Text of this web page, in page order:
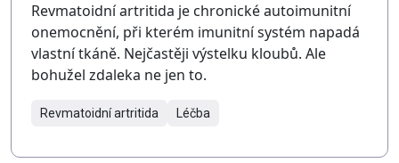
Revmatoidní artritida je chronické autoimunitní
onemocnění, při kterém imunitní systém napadá
vlastní tkáně. Nejčastěji výstelku kloubů. Ale
bohužel zdaleka ne jen to.
Revmatoidní artritida Léčba